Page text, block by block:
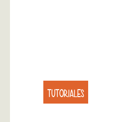
TUTORIALES